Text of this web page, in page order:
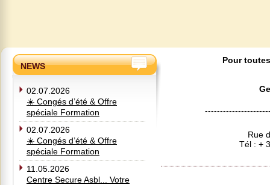
NEWS
02.07.2026
☀️ Congés d’été & Offre
spéciale Formation
02.07.2026
☀️ Congés d’été & Offre
spéciale Formation
11.05.2026
Centre Secure Asbl... Votre
Pour
Rue
Tél : +